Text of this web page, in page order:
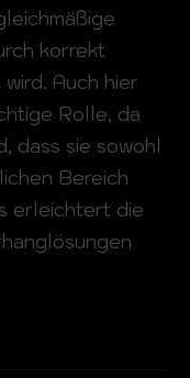
korrekt
Auch hier
Rolle, da
dass sie sowohl
Bereich
erleichtert die